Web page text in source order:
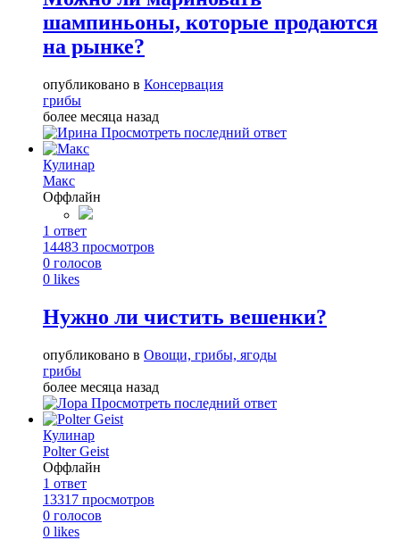
шампиньоны, которые продаются
на рынке?
опубликовано в Консервация
грибы
более месяца назад
Просмотреть последний ответ
Кулинар
Макс
Оффлайн
1 ответ
14483 просмотров
0 голосов
0 likes
Нужно ли чистить вешенки?
опубликовано в Овощи, грибы, ягоды
грибы
более месяца назад
Просмотреть последний ответ
Кулинар
Polter Geist
Оффлайн
1 ответ
13317 просмотров
0 голосов
0 likes